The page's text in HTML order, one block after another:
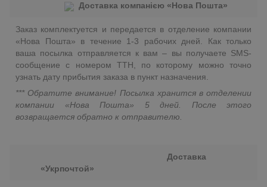
Доставка компанією «Нова Пошта»
Заказ комплектуется и передается в отделение компании
«Нова Пошта» в течение 1-3 рабочих дней. Как только
ваша посылка отправляется к вам – вы получаете SMS-
сообщение с номером ТТН, по которому можно точно
узнать дату прибытия заказа в пункт назначения.
*** Обратите внимание! Посылка хранится в отделении
компании «Нова Пошта» 5 дней. После этого
возвращается обратно к отправителю.
Доставка
«Укрпочтой»